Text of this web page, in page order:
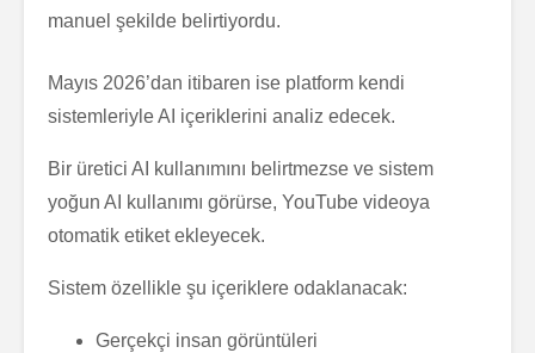
manuel şekilde belirtiyordu.
Mayıs 2026’dan itibaren ise platform kendi
sistemleriyle AI içeriklerini analiz edecek.
Bir üretici AI kullanımını belirtmezse ve sistem
yoğun AI kullanımı görürse, YouTube videoya
otomatik etiket ekleyecek.
Sistem özellikle şu içeriklere odaklanacak:
Gerçekçi insan görüntüleri